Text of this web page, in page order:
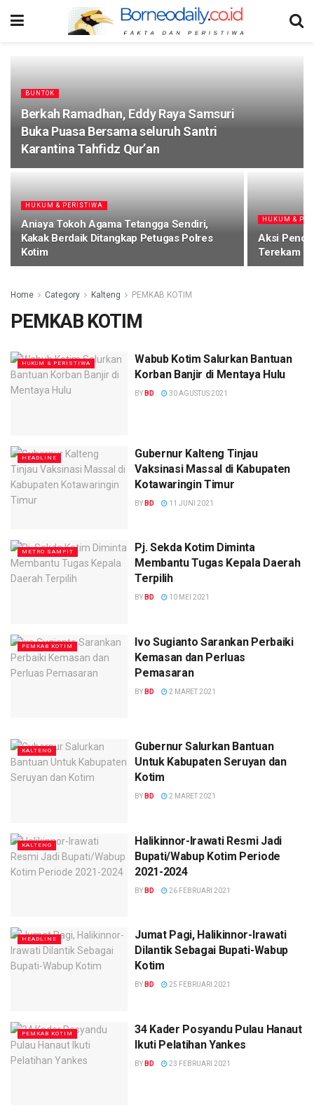
BUNTOK
Berkah Ramadhan, Eddy Raya Samsuri
Buka Puasa Bersama seluruh Santri
Karantina Tahfidz Qur’an
HUKUM & PERISTIWA
Aniaya Tokoh Agama Tetangga Sendiri,
Kakak Berdaik Ditangkap Petugas Polres
Kotim
HUKUM &
Aksi
Terekam
Home Category Kalteng PEMKAB KOTIM
PEMKAB KOTIM
HUKUM & PERISTIWA
Wabub Kotim Salurkan Bantuan
Korban Banjir di Mentaya Hulu
BY BD 30 AGUSTUS 2021
HEADLINE
Gubernur Kalteng Tinjau
Vaksinasi Massal di Kabupaten
Kotawaringin Timur
BY BD 11 JUNI 2021
METRO SAMPIT
Pj. Sekda Kotim Diminta
Membantu Tugas Kepala Daerah
Terpilih
BY BD 10 MEI 2021
PEMKAB KOTIM
Ivo Sugianto Sarankan Perbaiki
Kemasan dan Perluas
Pemasaran
BY BD 2 MARET 2021
KALTENG
Gubernur Salurkan Bantuan
Untuk Kabupaten Seruyan dan
Kotim
BY BD 2 MARET 2021
KALTENG
Halikinnor-Irawati Resmi Jadi
Bupati/Wabup Kotim Periode
2021-2024
BY BD 26 FEBRUARI 2021
HEADLINE
Jumat Pagi, Halikinnor-Irawati
Dilantik Sebagai Bupati-Wabup
Kotim
BY BD 25 FEBRUARI 2021
PEMKAB KOTIM
34 Kader Posyandu Pulau Hanaut
Ikuti Pelatihan Yankes
BY BD 23 FEBRUARI 2021